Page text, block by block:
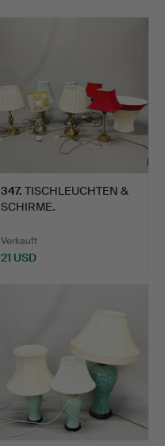
347. TISCHLEUCHTEN &
SCHIRME.
Verkauft
21 USD